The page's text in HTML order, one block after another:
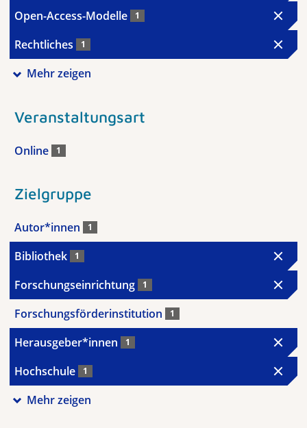
Open-Access-Modelle 1
Rechtliches 1
Mehr zeigen
Veranstaltungsart
Online 1
Zielgruppe
Autor*innen 1
Bibliothek 1
Forschungseinrichtung 1
Forschungsförderinstitution 1
Herausgeber*innen 1
Hochschule 1
Mehr zeigen